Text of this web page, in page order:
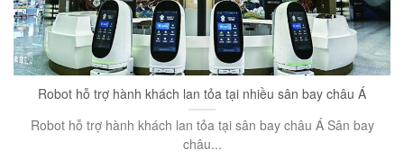
Robot hỗ trợ hành khách lan tỏa tại nhiều sân bay châu Á
Robot hỗ trợ hành khách lan tỏa tại sân bay châu Á Sân bay
châu...